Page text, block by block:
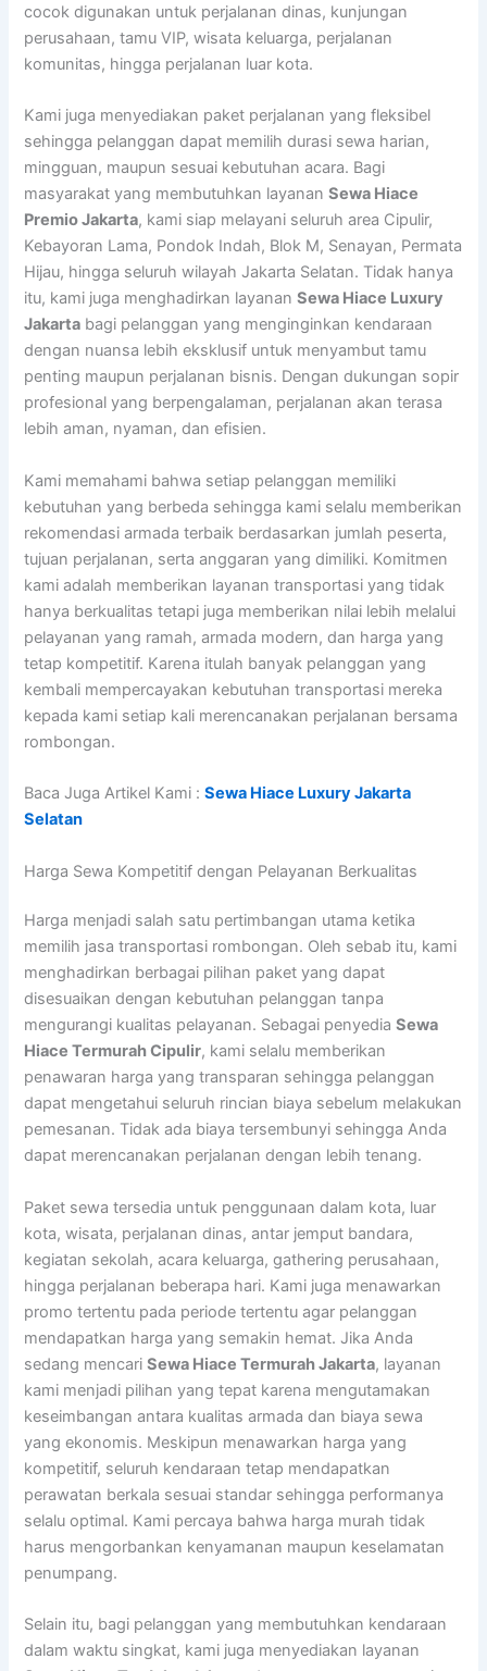
cocok digunakan untuk perjalanan dinas, kunjungan
perusahaan, tamu VIP, wisata keluarga, perjalanan
komunitas, hingga perjalanan luar kota.
Kami juga menyediakan paket perjalanan yang fleksibel
sehingga pelanggan dapat memilih durasi sewa harian,
mingguan, maupun sesuai kebutuhan acara. Bagi
masyarakat yang membutuhkan layananSewa Hiace
Premio Jakarta, kami siap melayani seluruh area Cipulir,
Kebayoran Lama, Pondok Indah, Blok M, Senayan, Permata
Hijau, hingga seluruh wilayah Jakarta Selatan. Tidak hanya
itu, kami juga menghadirkan layananSewa Hiace Luxury
Jakarta bagi pelanggan yang menginginkan kendaraan
dengan nuansa lebih eksklusif untuk menyambut tamu
penting maupun perjalanan bisnis. Dengan dukungan sopir
profesional yang berpengalaman, perjalanan akan terasa
lebih aman, nyaman, dan efisien.
Kami memahami bahwa setiap pelanggan memiliki
kebutuhan yang berbeda sehingga kami selalu memberikan
rekomendasi armada terbaik berdasarkan jumlah peserta,
tujuan perjalanan, serta anggaran yang dimiliki. Komitmen
kami adalah memberikan layanan transportasi yang tidak
hanya berkualitas tetapi juga memberikan nilai lebih melalui
pelayanan yang ramah, armada modern, dan harga yang
tetap kompetitif. Karena itulah banyak pelanggan yang
kembali mempercayakan kebutuhan transportasi mereka
kepada kami setiap kali merencanakan perjalanan bersama
rombongan.
Baca Juga Artikel Kami :Sewa Hiace Luxury Jakarta
Selatan
Harga Sewa Kompetitif dengan Pelayanan Berkualitas
Harga menjadi salah satu pertimbangan utama ketika
memilih jasa transportasi rombongan. Oleh sebab itu, kami
menghadirkan berbagai pilihan paket yang dapat
disesuaikan dengan kebutuhan pelanggan tanpa
mengurangi kualitas pelayanan. Sebagai penyediaSewa
Hiace Termurah Cipulir, kami selalu memberikan
penawaran harga yang transparan sehingga pelanggan
dapat mengetahui seluruh rincian biaya sebelum melakukan
pemesanan. Tidak ada biaya tersembunyi sehingga Anda
dapat merencanakan perjalanan dengan lebih tenang.
Paket sewa tersedia untuk penggunaan dalam kota, luar
kota, wisata, perjalanan dinas, antar jemput bandara,
kegiatan sekolah, acara keluarga, gathering perusahaan,
hingga perjalanan beberapa hari. Kami juga menawarkan
promo tertentu pada periode tertentu agar pelanggan
mendapatkan harga yang semakin hemat. Jika Anda
sedang mencariSewa Hiace Termurah Jakarta, layanan
kami menjadi pilihan yang tepat karena mengutamakan
keseimbangan antara kualitas armada dan biaya sewa
yang ekonomis. Meskipun menawarkan harga yang
kompetitif, seluruh kendaraan tetap mendapatkan
perawatan berkala sesuai standar sehingga performanya
selalu optimal. Kami percaya bahwa harga murah tidak
harus mengorbankan kenyamanan maupun keselamatan
penumpang.
Selain itu, bagi pelanggan yang membutuhkan kendaraan
dalam waktu singkat, kami juga menyediakan layanan